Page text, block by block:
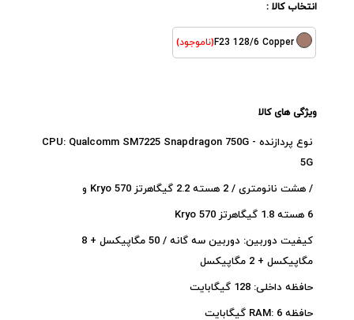
انتخاب کالا :
F23 128/6 Copper(ناموجود)
ویژگی های کالا
نوع پردازنده - CPU: Qualcomm SM7225 Snapdragon 750G
5G
/ هشت نانومتری / 2 هسته 2.2 گیگاهرتز Kryo 570 و
6 هسته 1.8 گیگاهرتز Kryo 570
کیفیت دوربین: دوربین سه گانه / 50 مگاپیکسل + 8
مگاپیکسل + 2 مگاپیکسل
حافظه داخلی: 128 گیگابایت
حافظه RAM: 6 گیگابایت